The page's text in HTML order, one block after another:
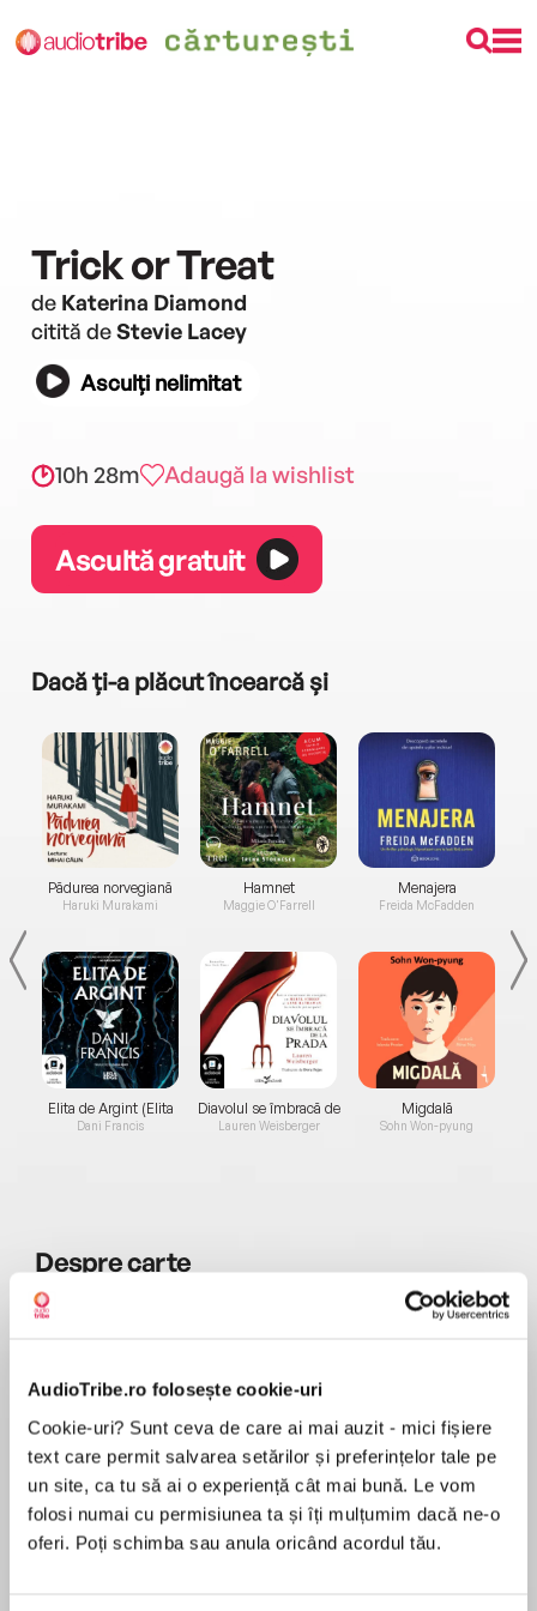
AudioTribe.ro folosește cookie-uri
Cookie-uri? Sunt ceva de care ai mai auzit - mici fișiere
text care permit salvarea setărilor și preferințelor tale pe
un site, ca tu să ai o experiență cât mai bună. Le vom
folosi numai cu permisiunea ta și îți mulțumim dacă ne-o
oferi. Poți schimba sau anula oricând acordul tău.
Trick or Treat
de Katerina Diamond
citită deStevie Lacey
Asculți nelimitat
10h 28m Adaugă la wishlist
Ascultă gratuit
Dacă ți-a plăcut încearcă și
Pădurea norvegiană
Haruki Murakami
Elita de Argint (Elita
de...
Dani Francis
Hamnet
Maggie O'Farrell
Diavolul se îmbracă de
la...
Lauren Weisberger
Menajera
Freida McFadden
Migdală
Sohn Won-pyung
Desprecarte
‘Stunningly brilliant… Full of more twists and
TRICK OR TREAT?
MAI MULT
În acest moment nu există recenzii
pentru această carte